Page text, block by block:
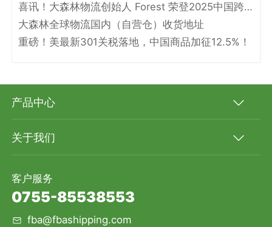
喜讯！大森林物流创始人 Forest 荣登2025中国跨境电商物流名人堂！
大森林全球物流国内（自营仓）收货地址
重磅！美最新301关税落地，中国商品加征12.5%！
产品中心
关于我们
客户服务
0755-85538553
fba@fbashipping.com